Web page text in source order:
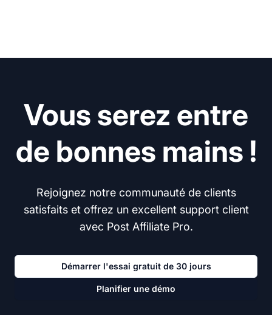
Vous serez entre
de bonnes mains !
Rejoignez notre communauté de clients
satisfaits et offrez un excellent support client
avec Post Affiliate Pro.
Démarrer l'essai gratuit de 30 jours
Planifier une démo